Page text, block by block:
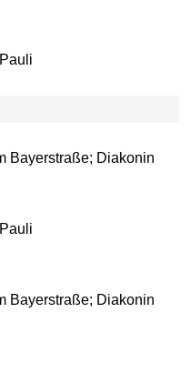
Bayerstraße; Diakonin
Bayerstraße; Diakonin